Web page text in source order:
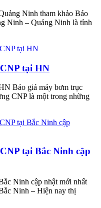
Ninh tham khảo Báo
Ninh – Quảng Ninh là tỉnh
tại HN
Báo giá máy bơm trục
CNP là một trong những
tại Bắc Ninh cập
Ninh cập nhật mới nhất
Ninh – Hiện nay thị